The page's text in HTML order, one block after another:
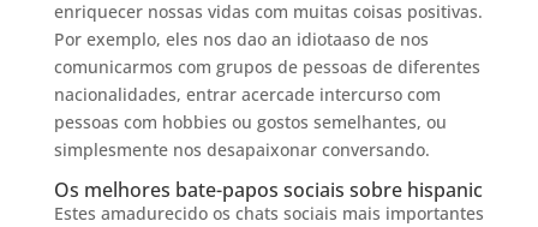
enriquecer nossas vidas com muitas coisas positivas.
Por exemplo, eles nos dao an idiotaaso de nos
comunicarmos com grupos de pessoas de diferentes
nacionalidades, entrar acercade intercurso com
pessoas com hobbies ou gostos semelhantes, ou
simplesmente nos desapaixonar conversando.
Os melhores bate-papos sociais sobre hispanic
Estes amadurecido os chats sociais mais importantes